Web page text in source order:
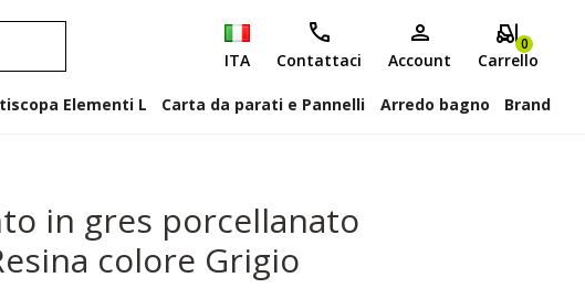
ITA Contattaci Account
0
Carrello
Gradoni Battiscopa Elementi L Carta da parati e Pannelli Arredo bagno Brand
in gres porcellanato
colore Grigio